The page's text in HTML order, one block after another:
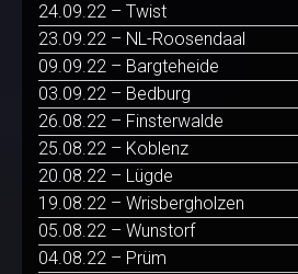
24.09.22 – Twist
23.09.22 – NL-Roosendaal
09.09.22 – Bargteheide
03.09.22 – Bedburg
26.08.22 – Finsterwalde
25.08.22 – Koblenz
20.08.22 – Lügde
19.08.22 – Wrisbergholzen
05.08.22 – Wunstorf
04.08.22 – Prüm